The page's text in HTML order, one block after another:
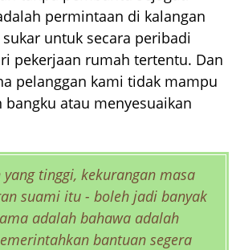
permintaan di kalangan
untuk secara peribadi
pekerjaan rumah tertentu. Dan
pelanggan kami tidak mampu
atau menyesuaikan
tinggi, kekurangan masa
suami itu - boleh jadi banyak
adalah bahawa adalah
bantuan segera